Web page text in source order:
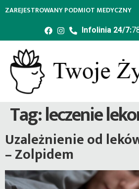
ZAREJESTROWANY PODMIOT MEDYCZNY
Infolinia 24/7:
Tag:leczenie
Uzależnienie od
– Zolpidem